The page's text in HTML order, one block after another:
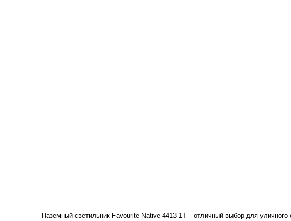
Наземный светильник Favourite Native 4413-1T – отличный выбор для